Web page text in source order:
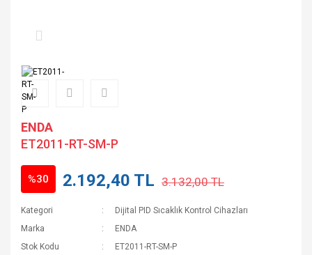
ENDA
ET2011-RT-SM-P
%30 2.192,40 TL 3.132,00 TL
Kategori
Dijital PID Sıcaklık Kontrol Cihazları
Marka
ENDA
Stok Kodu
ET2011-RT-SM-P